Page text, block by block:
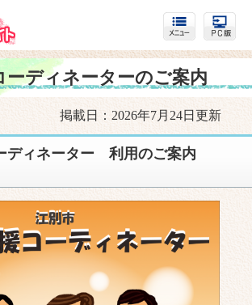
ーディネーターのご案内
掲載日：2026年7月24日更新
ーディネーター 利用のご案内